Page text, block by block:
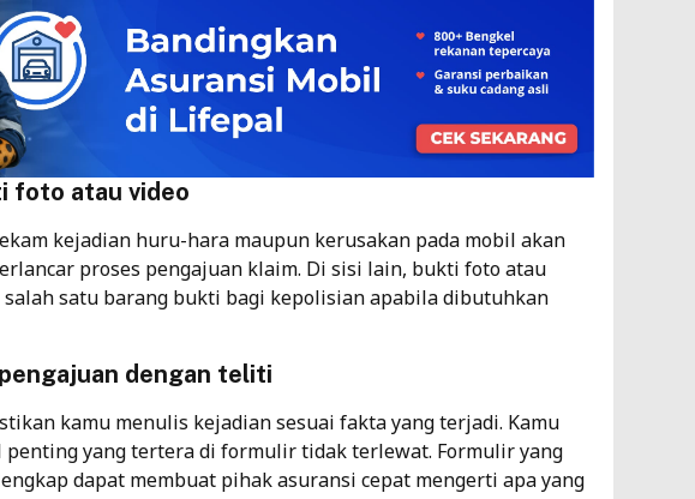
foto atau video
kejadian huru-hara maupun kerusakan pada mobil akan
proses pengajuan klaim. Di sisi lain, bukti foto atau
salah satu barang bukti bagi kepolisian apabila dibutuhkan
dengan teliti
kamu menulis kejadian sesuai fakta yang terjadi. Kamu
yang tertera di formulir tidak terlewat. Formulir yang
dapat membuat pihak asuransi cepat mengerti apa yang